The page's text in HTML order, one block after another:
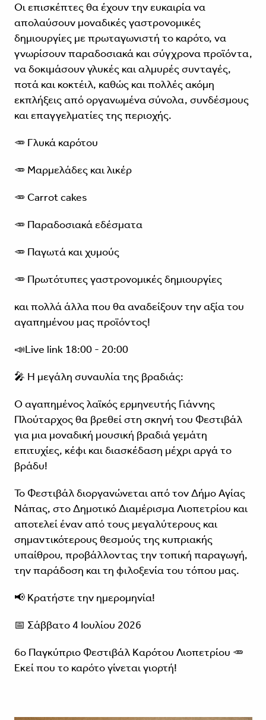
Οι επισκέπτες θα έχουν την ευκαιρία να
απολαύσουν μοναδικές γαστρονομικές
δημιουργίες με πρωταγωνιστή το καρότο, να
γνωρίσουν παραδοσιακά και σύγχρονα προϊόντα,
να δοκιμάσουν γλυκές και αλμυρές συνταγές,
ποτά και κοκτέιλ, καθώς και πολλές ακόμη
εκπλήξεις από οργανωμένα σύνολα, συνδέσμους
και επαγγελματίες της περιοχής.
🥕 Γλυκά καρότου
🥕 Μαρμελάδες και λικέρ
🥕 Carrot cakes
🥕 Παραδοσιακά εδέσματα
🥕 Παγωτά και χυμούς
🥕 Πρωτότυπες γαστρονομικές δημιουργίες
και πολλά άλλα που θα αναδείξουν την αξία του
αγαπημένου μας προϊόντος!
📣Live link 18:00 - 20:00
🎤 Η μεγάλη συναυλία της βραδιάς:
Ο αγαπημένος λαϊκός ερμηνευτής Γιάννης
Πλούταρχος θα βρεθεί στη σκηνή του Φεστιβάλ
για μια μοναδική μουσική βραδιά γεμάτη
επιτυχίες, κέφι και διασκέδαση μέχρι αργά το
βράδυ!
Το Φεστιβάλ διοργανώνεται από τον Δήμο Αγίας
Νάπας, στο Δημοτικό Διαμέρισμα Λιοπετρίου και
αποτελεί έναν από τους μεγαλύτερους και
σημαντικότερους θεσμούς της κυπριακής
υπαίθρου, προβάλλοντας την τοπική παραγωγή,
την παράδοση και τη φιλοξενία του τόπου μας.
📢 Κρατήστε την ημερομηνία!
📅 Σάββατο 4 Ιουλίου 2026
6ο Παγκύπριο Φεστιβάλ Καρότου Λιοπετρίου 🥕
Εκεί που το καρότο γίνεται γιορτή!